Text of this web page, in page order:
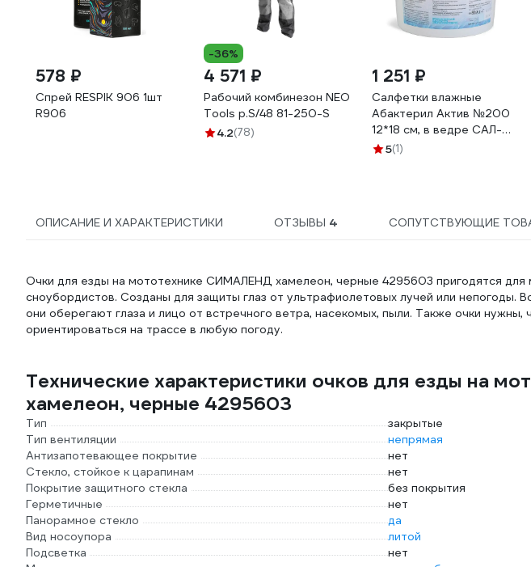
578 ₽
Спрей RESPIK 906 1шт
R906
-36%
4 571 ₽
Рабочий комбинезон NEO
Tools p.S/48 81-250-S
4.2(78)
1 251 ₽
Салфетки влажные
Абактерил Актив №200
12*18 см, в ведре САЛ-
В-23
5(1)
ОПИСАНИЕ И ХАРАКТЕРИСТИКИ ОТЗЫВЫ 4 СОПУТСТВУЮЩИЕ
Очки для езды на мототехнике СИМАЛЕНД хамелеон, черные 4295603 пригодятся для
сноубордистов. Созданы для защиты глаз от ультрафиолетовых лучей или непогоды.
они оберегают глаза и лицо от встречного ветра, насекомых, пыли. Также очки нужны,
ориентироваться на трассе в любую погоду.
Технические характеристики очков для езды на
хамелеон, черные 4295603
Тип
закрытые
Тип вентиляции
непрямая
Антизапотевающее покрытие
нет
Стекло, стойкое к царапинам
нет
Покрытие защитного стекла
без покрытия
Герметичные
нет
Панорамное стекло
да
Вид носоупора
литой
Подсветка
нет